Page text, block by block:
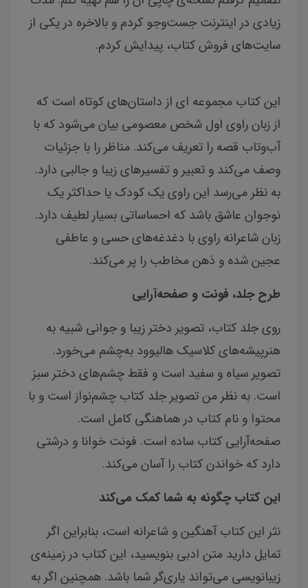
زیادی در اینترنت جست‌وجو کردم و بالاخره در یکی از
سایت‌های فروش کتاب، پیدایش کردم.
این کتاب مجموعه ای از داستان‌های کوتاه است که
از زبان راوی اول شخص معصومی بیان می‌شود که با
آب‌وتاب قصه را تعریف می‌کند. مناظر را با جزئیات
وصف می‌کند و تعبیر و تفسیرهای زیبا و جالبی دارد.
به نظر می‌رسد این راوی یک کودک یا حداکثر یک
نوجوان عاشق باشد که احساساتی بسیار لطیف دارد.
زبان شاعرانه راوی با دغدغه‌های حسی و عاطفی
عجین شده و ذهن مخاطب را پر می‌کند.
طرح جلد، فونت و صفحه‌آرایی
روی جلد کتاب، تصویر دختر زیبا و جوانی شبیه به
هنرپیشه‌های کلاسیک هالیوود به‌چشم می‌خورد.
تصویر سیاه و سفید است و فقط چشم‌های دختر سبز
است. به نظر من تصویر جلد کتاب چشم‌نواز است و با
محتوا و نام کتاب در هماهنگی کامل است.
صفحه‌آرایی کتاب ساده است. فونت خوانا و درشتی
دارد که خواندن کتاب را آسان می‌کند.
این کتاب چگونه به شما کمک می‌کند
نثر این کتاب آهنگین و شاعرانه است، بنابراین اگر
تمایل دارید متن ادبی بنویسید، این کتاب در زمینه‌ی
زیبانویسی می‌تواند یاری‌گر شما باشد. همچنین اگر به